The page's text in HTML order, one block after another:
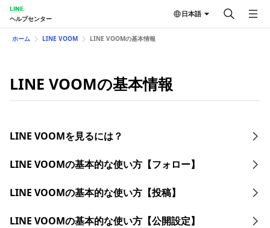
LINE
ヘルプセンター
日本語
ホーム LINE VOOM LINE VOOMの基本情報
LINE VOOMの基本情報
LINE VOOMを見るには？
LINE VOOMの基本的な使い方【フォロー】
LINE VOOMの基本的な使い方【投稿】
LINE VOOMの基本的な使い方【公開設定】